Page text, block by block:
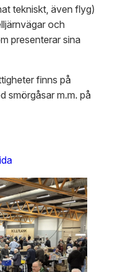
tekniskt, även flyg)
och
presenterar sina
finns på
smörgåsar m.m. på